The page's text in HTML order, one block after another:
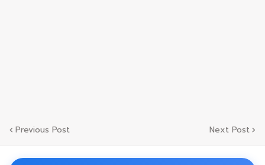
Previous Post Next Post